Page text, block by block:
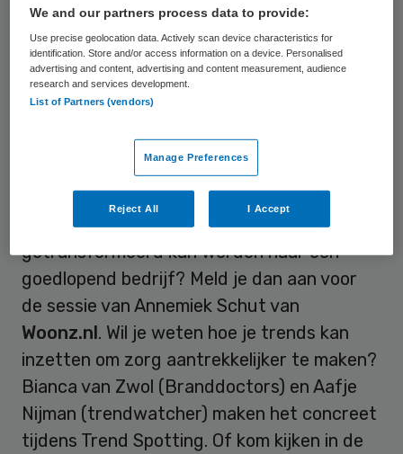
Borstkankerziekenhuis) en Suzanne Ekel
(Head of Marketing Twitter Nederland) en
maar liefst 24 interactieve sessies tijdens 4
verschillende parallelrondes. Dat wordt
Benieuwd hoe een briljant plan
getransformeerd kan worden naar een
goedlopend bedrijf? Meld je dan aan voor
de sessie van Annemiek Schut van
Woonz.nl. Wil je weten hoe je trends kan
inzetten om zorg aantrekkelijker te maken?
Bianca van Zwol (Branddoctors) en Aafje
Nijman (trendwatcher) maken het concreet
tijdens Trend Spotting. Of kom kijken in de
We and our partners process data to provide:
Use precise geolocation data. Actively scan device characteristics for
identification. Store and/or access information on a device. Personalised
advertising and content, advertising and content measurement, audience
research and services development.
List of Partners (vendors)
Manage Preferences
Reject All I Accept